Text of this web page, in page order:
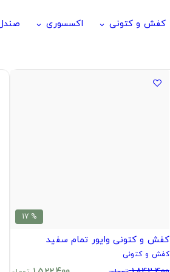
کفش و کتونی keyboard_arrow_down اکسسوری keyboard_arrow_down
% 17
کفش و کتونی وایور تمام سفید
کفش و کتونی